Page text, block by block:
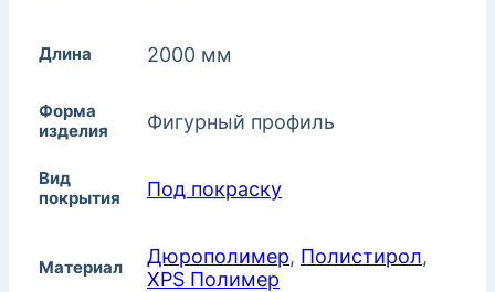
Длина 2000 мм
Форма
изделия
Фигурный профиль
Вид
покрытия
Под покраску
Материал Дюрополимер, Полистирол,
XPS Полимер